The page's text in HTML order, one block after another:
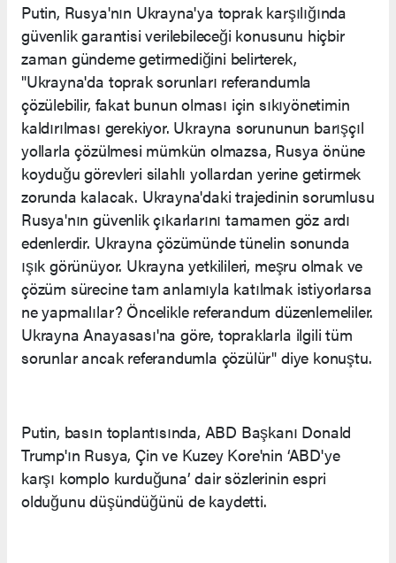
Putin, Rusya'nın Ukrayna'ya toprak karşılığında
güvenlik garantisi verilebileceği konusunu hiçbir
zaman gündeme getirmediğini belirterek,
"Ukrayna'da toprak sorunları referandumla
çözülebilir, fakat bunun olması için sıkıyönetimin
kaldırılması gerekiyor. Ukrayna sorununun barışçıl
yollarla çözülmesi mümkün olmazsa, Rusya önüne
koyduğu görevleri silahlı yollardan yerine getirmek
zorunda kalacak. Ukrayna'daki trajedinin sorumlusu
Rusya'nın güvenlik çıkarlarını tamamen göz ardı
edenlerdir. Ukrayna çözümünde tünelin sonunda
ışık görünüyor. Ukrayna yetkilileri, meşru olmak ve
çözüm sürecine tam anlamıyla katılmak istiyorlarsa
ne yapmalılar? Öncelikle referandum düzenlemeliler.
Ukrayna Anayasası'na göre, topraklarla ilgili tüm
sorunlar ancak referandumla çözülür" diye konuştu.
Putin, basın toplantısında, ABD Başkanı Donald
Trump'ın Rusya, Çin ve Kuzey Kore'nin ‘ABD'ye
karşı komplo kurduğuna’ dair sözlerinin espri
olduğunu düşündüğünü de kaydetti.